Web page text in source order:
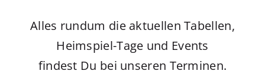
Alles rundum die aktuellen Tabellen,
Heimspiel-Tage und Events
findest Du bei unseren Terminen.